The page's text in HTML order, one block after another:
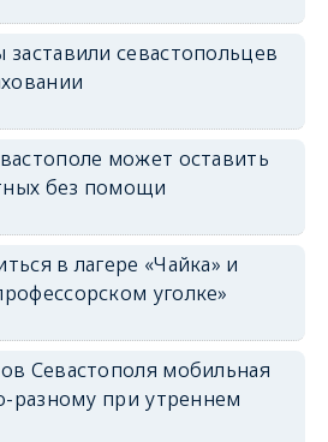
севастопольцев
может оставить
без помощи
в лагере «Чайка» и
уголке»
Севастополя мобильная
разному при утреннем